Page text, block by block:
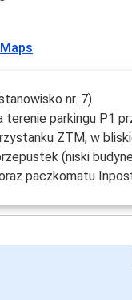
nr. 7)
terenie parkingu P1
ZTM, w
(niski
paczkomatu